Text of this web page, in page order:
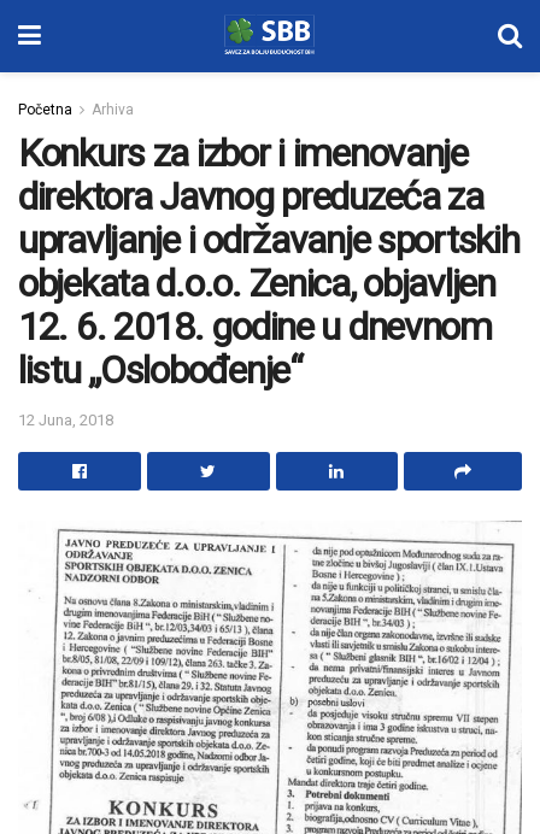
Početna Arhiva
Konkurs za izbor i imenovanje
direktora Javnog preduzeća za
upravljanje i održavanje sportskih
objekata d.o.o. Zenica, objavljen
12. 6. 2018. godine u dnevnom
listu „Oslobođenje“
12 Juna, 2018